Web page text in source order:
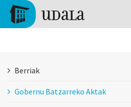
Aller au contenu principal
Berriak
Gobernu Batzarreko Aktak